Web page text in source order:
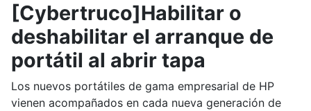
[Cybertruco]Habilitar o
deshabilitar el arranque de
portátil al abrir tapa
Los nuevos portátiles de gama empresarial de HP
vienen acompañados en cada nueva generación de